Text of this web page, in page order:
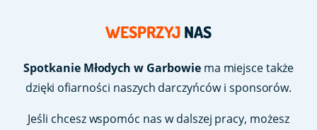
WESPRZYJNAS
Spotkanie Młodych w Garbowiema miejsce także
dzięki ofiarności naszych darczyńców i sponsorów.
Jeśli chcesz wspomóc nas w dalszej pracy, możesz